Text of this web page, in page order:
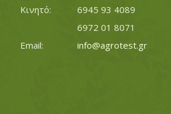
Κινητό:		6945 93 4089
			6972 01 8071
info@agrotest.gr